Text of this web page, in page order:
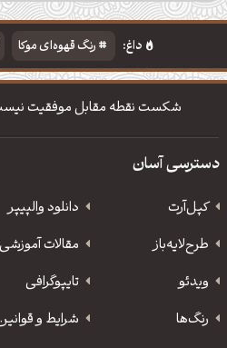
داغ: رنگ قهوه‌ای موکا
دانلود والپیپر مذهبی
شکست نقطه مقابل موفقیت
دسترسی آسان
کپل‌آرت دانلود‌ والپیپر
طرح‌لایه‌باز
مقالات آموزشی
ویدئو
‌تایپوگرافی
رنگ‌ها
شرایط و